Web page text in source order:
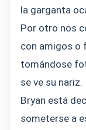
la garganta
Por otro nos
con amigos o
tomándose
se ve su nariz.
Bryan está
someterse a